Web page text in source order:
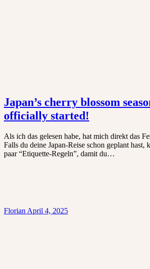
Japan’s cherry blossom
officially started!
Als ich das gelesen habe, hat mich direkt das
Falls du deine Japan-Reise schon geplant hast,
paar “Etiquette-Regeln”, damit du…
Florian April 4, 2025